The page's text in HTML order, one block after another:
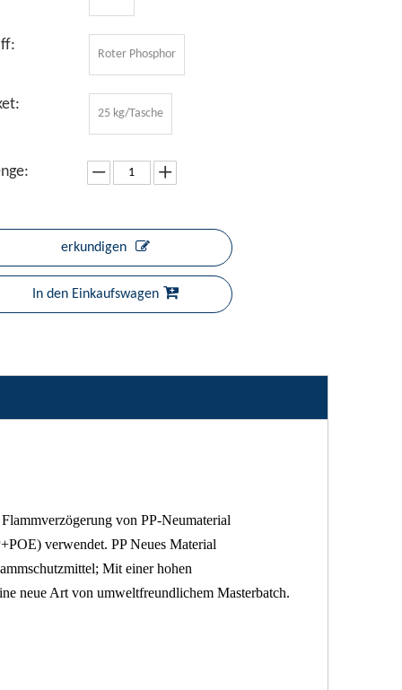
Roter Phosphor
25 kg/Tasche
erkundigen
In den Einkaufswagen
von PP-Neumaterial
verwendet. PP Neues Material
Mit einer hohen
neue Art von umweltfreundlichem Masterbatch.